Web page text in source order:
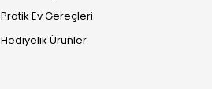
Pratik Ev Gereçleri
Hediyelik Ürünler